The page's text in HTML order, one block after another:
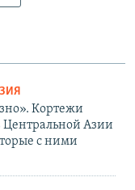
Кортежи
Центральной Азии
с ними